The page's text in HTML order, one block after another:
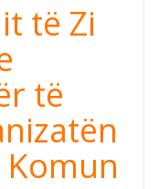
të Zi
të